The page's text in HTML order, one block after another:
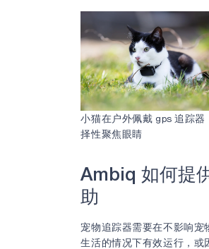
小猫在户外佩戴 gps 追踪器
择性聚焦眼睛
Ambiq 如何提
助
宠物追踪器需要在不影响宠
生活的情况下有效运行，或